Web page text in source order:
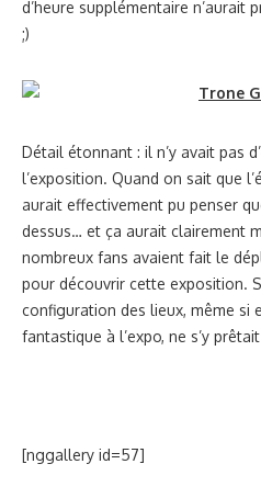
d’heure supplémentaire n’aurait
;)
Détail étonnant : il n’y avait pas
l’exposition. Quand on sait que
aurait effectivement pu penser
dessus… et ça aurait clairement
nombreux fans avaient fait le
pour découvrir cette exposition.
configuration des lieux, même si
fantastique à l’expo, ne s’y
[nggallery id=57]